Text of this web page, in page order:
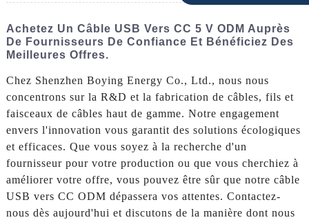
Achetez Un Câble USB Vers CC 5 V ODM Auprès
De Fournisseurs De Confiance Et Bénéficiez Des
Meilleures Offres.
Chez Shenzhen Boying Energy Co., Ltd., nous nous
concentrons sur la R&D et la fabrication de câbles, fils et
faisceaux de câbles haut de gamme. Notre engagement
envers l'innovation vous garantit des solutions écologiques
et efficaces. Que vous soyez à la recherche d'un
fournisseur pour votre production ou que vous cherchiez à
améliorer votre offre, vous pouvez être sûr que notre câble
USB vers CC ODM dépassera vos attentes. Contactez-
nous dès aujourd'hui et discutons de la manière dont nous